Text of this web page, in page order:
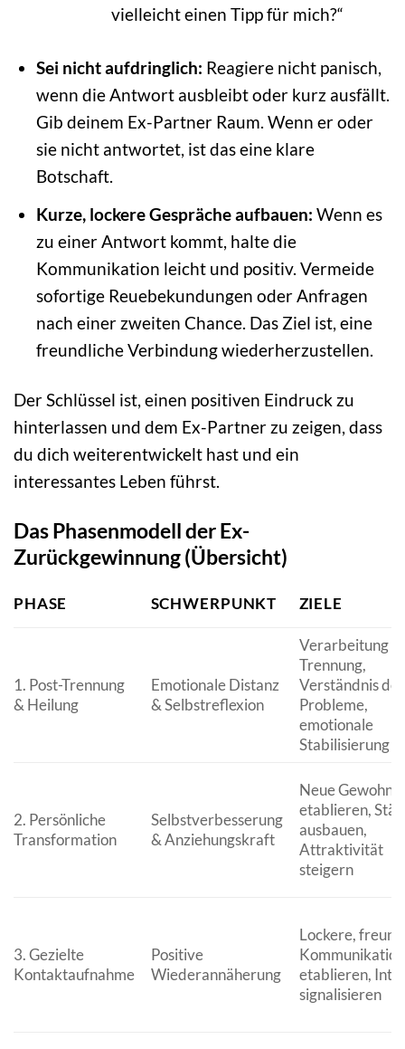
vielleicht einen Tipp für mich?“
Sei nicht aufdringlich: Reagiere nicht panisch,
wenn die Antwort ausbleibt oder kurz ausfällt.
Gib deinem Ex-Partner Raum. Wenn er oder
sie nicht antwortet, ist das eine klare
Botschaft.
Kurze, lockere Gespräche aufbauen: Wenn es
zu einer Antwort kommt, halte die
Kommunikation leicht und positiv. Vermeide
sofortige Reuebekundungen oder Anfragen
nach einer zweiten Chance. Das Ziel ist, eine
freundliche Verbindung wiederherzustellen.
Der Schlüssel ist, einen positiven Eindruck zu
hinterlassen und dem Ex-Partner zu zeigen, dass
du dich weiterentwickelt hast und ein
interessantes Leben führst.
Das Phasenmodell der Ex-
Zurückgewinnung (Übersicht)
PHASE SCHWERPUNKT ZIELE
1. Post-Trennung
& Heilung
Emotionale Distanz
& Selbstreflexion
Verarbeitung
Trennung,
Verständnis der
Probleme,
emotionale
Stabilisierung
2. Persönliche
Transformation
Selbstverbesserung
& Anziehungskraft
Neue
etablieren,
ausbauen,
Attraktivität
steigern
3. Gezielte
Kontaktaufnahme
Positive
Wiederannäherung
Lockere,
Kommunikation
etablieren,
signalisieren